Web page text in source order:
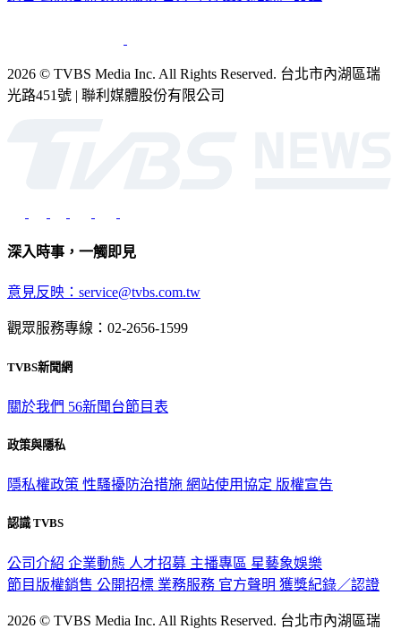
2026 © TVBS Media Inc. All Rights Reserved. 台北市內湖區瑞
光路451號 | 聯利媒體股份有限公司
深入時事，一觸即見
意見反映：service@tvbs.com.tw
觀眾服務專線：02-2656-1599
TVBS新聞網
關於我們 56新聞台節目表
政策與隱私
隱私權政策 性騷擾防治措施 網站使用協定 版權宣告
認識 TVBS
公司介紹 企業動態 人才招募 主播專區 星藝象娛樂
節目版權銷售 公開招標 業務服務 官方聲明 獲獎紀錄／認證
2026 © TVBS Media Inc. All Rights Reserved. 台北市內湖區瑞